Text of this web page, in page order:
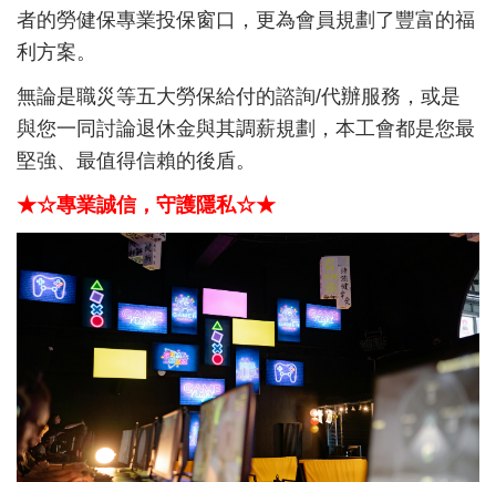
者的勞健保專業投保窗口，更為會員規劃了豐富的福
利方案。
無論是職災等五大勞保給付的諮詢/代辦服務，或是
與您一同討論退休金與其調薪規劃，本工會都是您最
堅強、最值得信賴的後盾。
★☆專業誠信，守護隱私☆★